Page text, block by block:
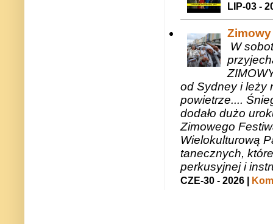
LIP-03 -
W
od Sydney i leży
powietrze....
dodało dużo
Zimowego
Wielokulturową
tanecznych,
perkusyjnej i
CZE-30 - 2026 |